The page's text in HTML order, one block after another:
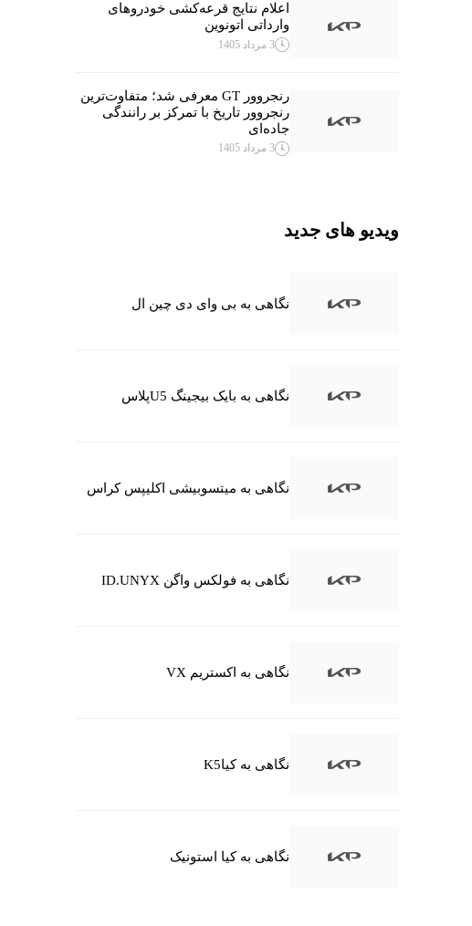
اعلام نتایج قرعه‌کشی خودروهای
وارداتی اتونوین
3 مرداد 1405
رنجروور GT معرفی شد؛ متفاوت‌ترین
رنجروور تاریخ با تمرکز بر رانندگی
جاده‌ای
3 مرداد 1405
ویدیو های جدید
نگاهی به بی وای دی چین ال
نگاهی به بایک بیجینگ U5پلاس
نگاهی به میتسوبیشی اکلیپس کراس
نگاهی به فولکس واگن ID.UNYX
نگاهی به اکستریم VX
نگاهی به کیاK5
نگاهی به کیا استونیک